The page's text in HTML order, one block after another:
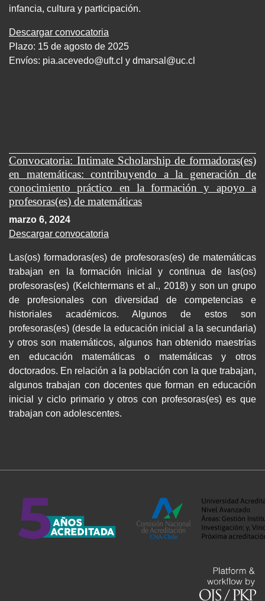
infancia, cultura y participación.
Descargar convocatoria
Plazo: 15 de agosto de 2025
Envíos: pia.acevedo@uft.cl y dmarsal@uc.cl
Convocatoria: Intimate Scholarship de formadoras(es)
en matemáticas: contribuyendo a la generación de
conocimiento práctico en la formación y apoyo a
profesoras(es) de matemáticas
marzo 6, 2024
Descargar convocatoria
Las(os) formadoras(es) de profesoras(es) de matemáticas
trabajan en la formación inicial y continua de las(os)
profesoras(es) (Kelchtermans et al., 2018) y son un grupo
de profesionales con diversidad de competencias e
historiales académicos. Algunos de estos son
profesoras(es) (desde la educación inicial a la secundaria)
y otros son matemáticos, algunos han obtenido maestrías
en educación matemáticas o matemáticas y otros
doctorados. En relación a la población con la que trabajan,
algunos trabajan con docentes que forman en educación
inicial y ciclo primario y otros con profesoras(es) es que
trabajan con adolescentes.